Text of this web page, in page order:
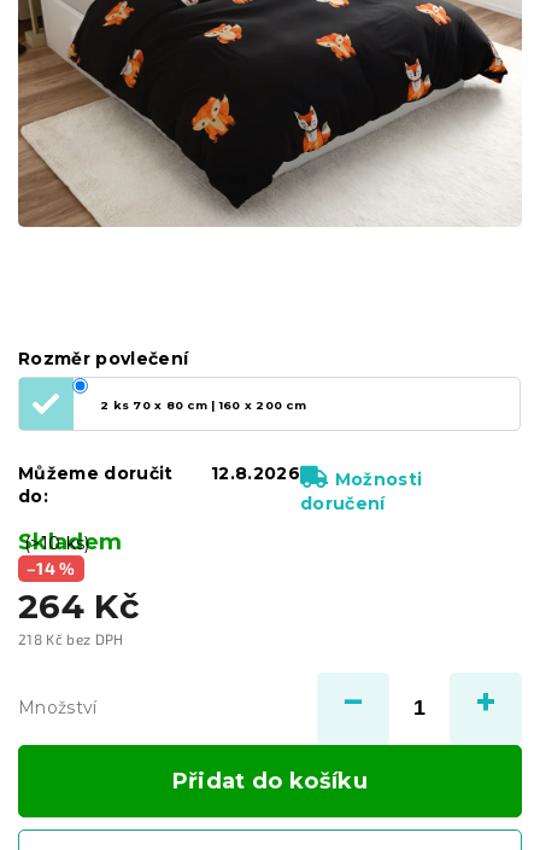
–14 %
264 Kč
218 Kč bez DPH
Skladem
(>10 ks)
Rozměr povlečení
2 ks 70 x 80 cm | 160 x 200 cm
Můžeme doručit
do:
12.8.2026
Možnosti
doručení
Množství
Přidat do košíku